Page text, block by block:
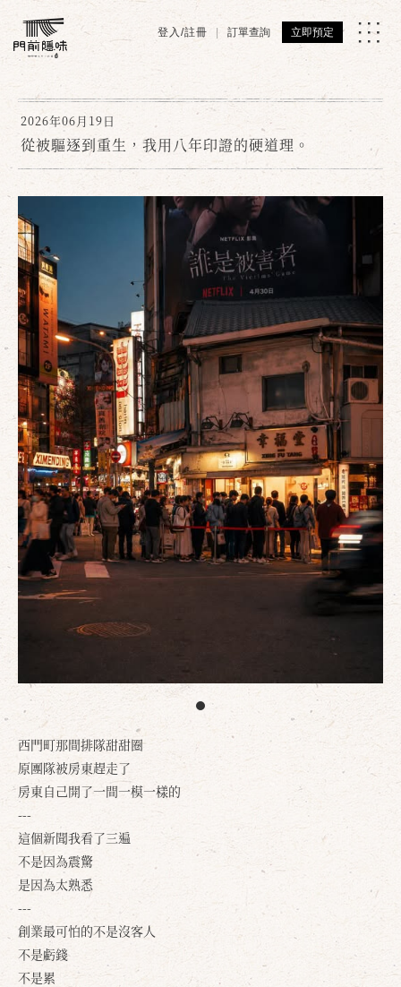
登入/註冊 訂單查詢 立即預定
2026年06月19日
從被驅逐到重生，我用八年印證的硬道理。
西門町那間排隊甜甜圈
原團隊被房東趕走了
房東自己開了一間一模一樣的
---
這個新聞我看了三遍
不是因為震驚
是因為太熟悉
---
創業最可怕的不是沒客人
不是虧錢
不是累